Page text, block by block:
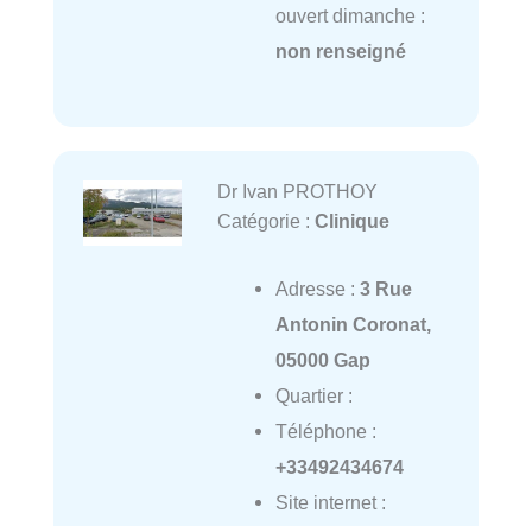
ouvert dimanche :
non renseigné
Dr Ivan PROTHOY
Catégorie : Clinique
Adresse : 3 Rue
Antonin Coronat,
05000 Gap
Quartier :
Téléphone :
+33492434674
Site internet :